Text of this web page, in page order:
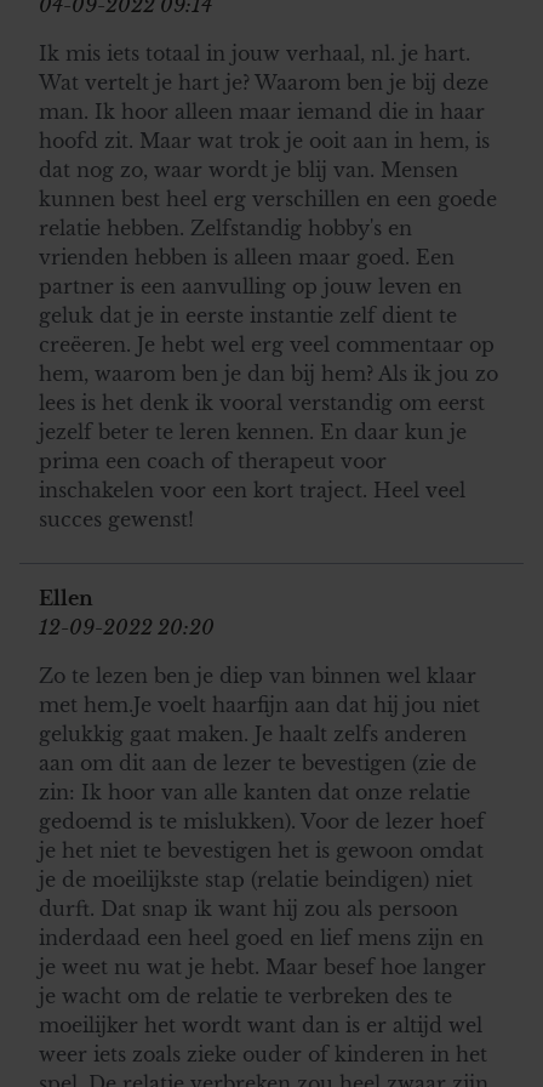
Ik mis iets totaal in jouw verhaal, nl. je hart.
Wat vertelt je hart je? Waarom ben je bij deze
man. Ik hoor alleen maar iemand die in haar
hoofd zit. Maar wat trok je ooit aan in hem, is
dat nog zo, waar wordt je blij van. Mensen
kunnen best heel erg verschillen en een goede
relatie hebben. Zelfstandig hobby's en
vrienden hebben is alleen maar goed. Een
partner is een aanvulling op jouw leven en
geluk dat je in eerste instantie zelf dient te
creëeren. Je hebt wel erg veel commentaar op
hem, waarom ben je dan bij hem? Als ik jou zo
lees is het denk ik vooral verstandig om eerst
jezelf beter te leren kennen. En daar kun je
prima een coach of therapeut voor
inschakelen voor een kort traject. Heel veel
succes gewenst!
Ellen
12-09-2022 20:20
Zo te lezen ben je diep van binnen wel klaar
met hem.Je voelt haarfijn aan dat hij jou niet
gelukkig gaat maken. Je haalt zelfs anderen
aan om dit aan de lezer te bevestigen (zie de
zin: Ik hoor van alle kanten dat onze relatie
gedoemd is te mislukken). Voor de lezer hoef
je het niet te bevestigen het is gewoon omdat
je de moeilijkste stap (relatie beindigen) niet
durft. Dat snap ik want hij zou als persoon
inderdaad een heel goed en lief mens zijn en
je weet nu wat je hebt. Maar besef hoe langer
je wacht om de relatie te verbreken des te
moeilijker het wordt want dan is er altijd wel
weer iets zoals zieke ouder of kinderen in het